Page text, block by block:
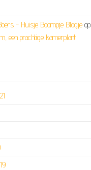
- Huisje Boompje Blogjeop
een prachtige kamerplant